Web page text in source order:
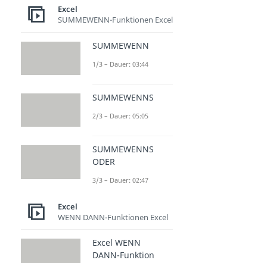
Excel
SUMMEWENN-Funktionen Excel
SUMMEWENN
1/3 – Dauer: 03:44
SUMMEWENNS
2/3 – Dauer: 05:05
SUMMEWENNS
ODER
3/3 – Dauer: 02:47
Excel
WENN DANN-Funktionen Excel
Excel WENN
DANN-Funktion